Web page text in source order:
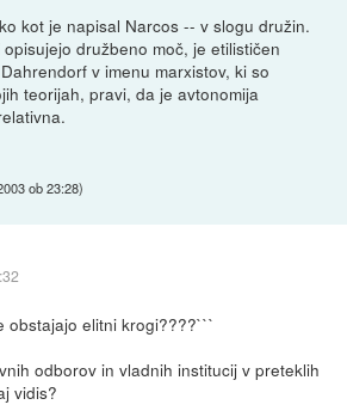
kot je napisal Narcos -- v slogu družin.
družbeno moč, je etilističen
v imenu marxistov, ki so
teorijah, pravi, da je avtonomija
ob 23:28)
obstajajo elitni krogi????```
odborov in vladnih institucij v preteklih
vidis?